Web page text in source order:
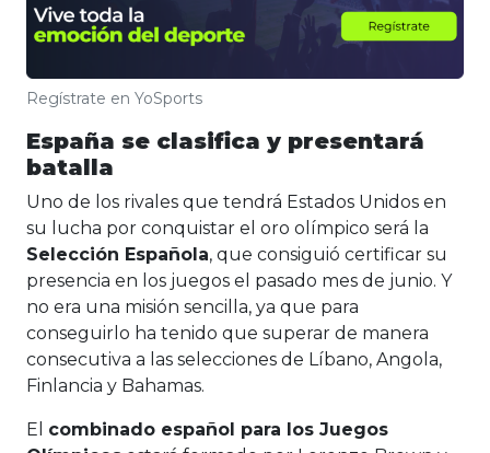
Regístrate en YoSports
España se clasifica y presentará
batalla
Uno de los rivales que tendrá Estados Unidos en
su lucha por conquistar el oro olímpico será la
Selección Española, que consiguió certificar su
presencia en los juegos el pasado mes de junio. Y
no era una misión sencilla, ya que para
conseguirlo ha tenido que superar de manera
consecutiva a las selecciones de Líbano, Angola,
Finlancia y Bahamas.
El combinado español para los Juegos